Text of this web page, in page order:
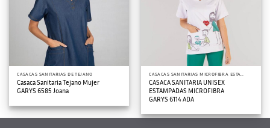
CASACAS SANITARIAS DE TEJANO
Casaca Sanitaria Tejano Mujer
GARYS 6585 Joana
CASACAS SANITARIAS MICROFIBRA ESTAMPADA
CASACA SANITARIA UNISEX
ESTAMPADAS MICROFIBRA
GARYS 6114 ADA